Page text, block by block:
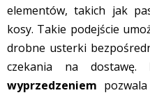
elementów, takich jak
kosy. Takie podejście
drobne usterki
czekania na dostawę.
wyprzedzeniem